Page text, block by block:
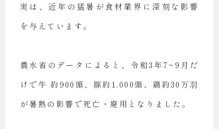
実は、近年の猛暑が食材業界に深刻な影響
を与えています。
農水省のデータによると、令和3年7~9月だ
けで牛 約900頭、豚約1,000頭、鶏約30万羽
が暑熱の影響で死亡・廃用となりました。